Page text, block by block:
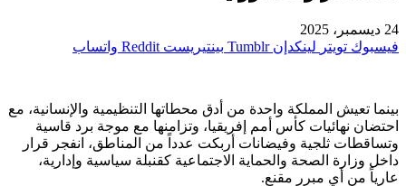
24 ديسمبر، 2025
فيسبوك تويتر لينكدإن بينتيريست واتساب
بينما تعيش المملكة واحدة من أدق محطاتها التنظيمية والإنسانية، مع
احتضان نهائيات كأس أمم إفريقيا، وتزامنها مع موجة برد قاسية
وتساقطات ثلجية وفيضانات أربكت عدداً من المناطق، انفجر قرار
داخل وزارة الصحة والحماية الاجتماعية كقنبلة سياسية وإدارية،
عارياً من أي مبرر مقنع.